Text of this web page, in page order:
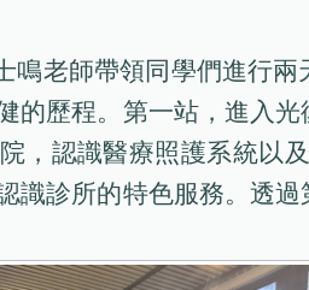
鳴老師帶領同學們進行
的歷程。第一站，進入
，認識醫療照護系統以
識診所的特色服務。透